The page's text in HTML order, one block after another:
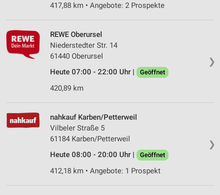
417,88 km • Angebote: 2 Prospekte
❯
REWE Oberursel
Niederstedter Str. 14
61440 Oberursel
Heute 07:00 - 22:00 Uhr |
Geöffnet
420,89 km
❯
nahkauf Karben/Petterweil
Vilbeler Straße 5
61184 Karben/Petterweil
Heute 08:00 - 20:00 Uhr |
Geöffnet
412,18 km • Angebote: 1 Prospekt